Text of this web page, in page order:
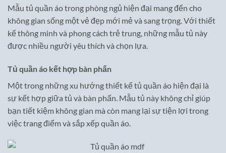
Mẫu tủ quần áo trong phòng ngủ hiện đại mang đến cho
không gian sống một vẻ đẹp mới mẻ và sang trọng. Với thiết
kế thông minh và phong cách trẻ trung, những mẫu tủ này
được nhiều người yêu thích và chọn lựa.
Tủ quần áo kết hợp bàn phấn
Một trong những xu hướng thiết kế tủ quần áo hiện đại là
sự kết hợp giữa tủ và bàn phấn. Mẫu tủ này không chỉ giúp
bạn tiết kiệm không gian mà còn mang lại sự tiện lợi trong
việc trang điểm và sắp xếp quần áo.